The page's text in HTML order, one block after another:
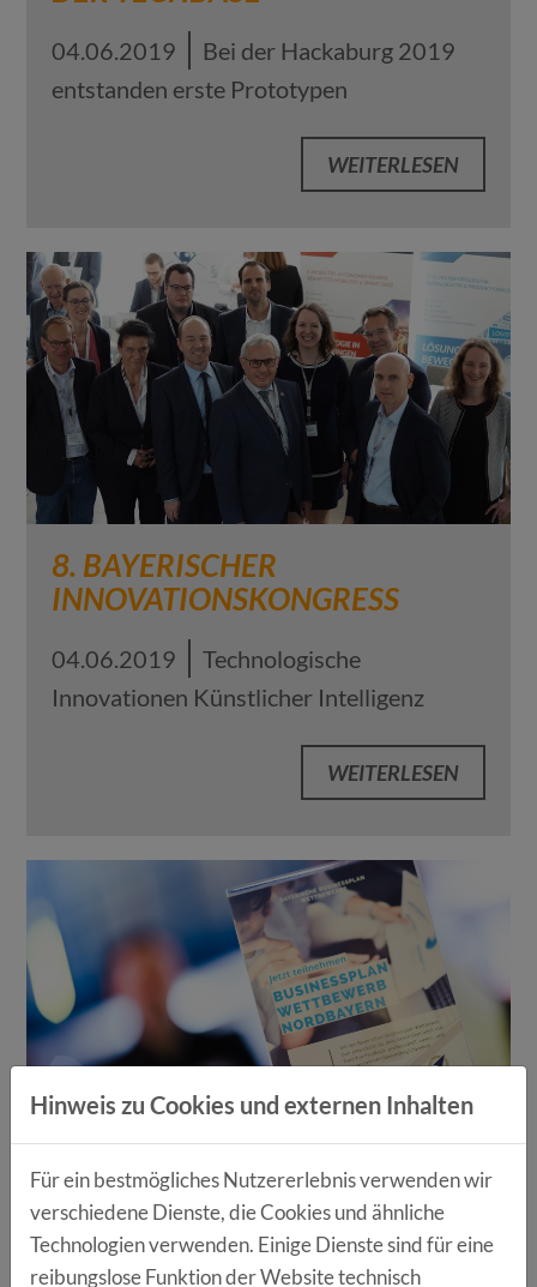
04.06.2019
Bei der Hackaburg 2019
entstanden erste Prototypen
WEITERLESEN
8. BAYERISCHER
INNOVATIONSKONGRESS
04.06.2019
Technologische
Innovationen Künstlicher Intelligenz
WEITERLESEN
BUSINESSPLAN WETTBEWERB
NORDBAYERN - PHASE 3
20.05.2019 Der diesjährige
Hinweis zu Cookies und externen Inhalten
Für ein bestmögliches Nutzererlebnis verwenden wir
verschiedene Dienste, die Cookies und ähnliche
Technologien verwenden. Einige Dienste sind für eine
reibungslose Funktion der Website technisch